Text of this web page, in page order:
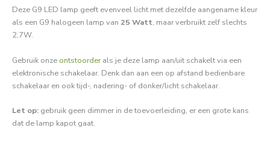
Deze G9 LED lamp geeft evenveel licht met dezelfde aangename kleur
als een G9 halogeen lamp van 25 Watt, maar verbruikt zelf slechts
2,7W.
Gebruik onze ontstoorderals je deze lamp aan/uit schakelt via een
elektronische schakelaar. Denk dan aan een op afstand bedienbare
schakelaar en ook tijd-, nadering- of donker/licht schakelaar.
Let op: gebruik geen dimmer in de toevoerleiding, er een grote kans
dat de lamp kapot gaat.